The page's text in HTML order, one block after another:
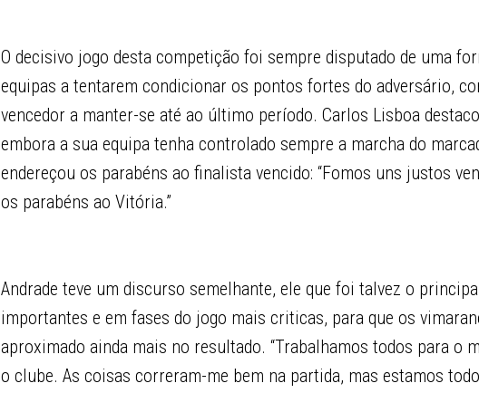
O decisivo jogo desta competição foi sempre disputado de uma
equipas a tentarem condicionar os pontos fortes do adversário,
vencedor a manter-se até ao último período. Carlos Lisboa
embora a sua equipa tenha controlado sempre a marcha do
endereçou os parabéns ao finalista vencido: “Fomos uns justos
os parabéns ao Vitória.”
Andrade teve um discurso semelhante, ele que foi talvez o
importantes e em fases do jogo mais criticas, para que os
aproximado ainda mais no resultado. “Trabalhamos todos para o
o clube. As coisas correram-me bem na partida, mas estamos